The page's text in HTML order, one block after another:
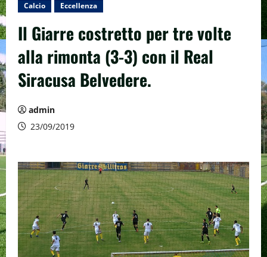
Calcio Eccellenza
Il Giarre costretto per tre volte
alla rimonta (3-3) con il Real
Siracusa Belvedere.
admin
23/09/2019